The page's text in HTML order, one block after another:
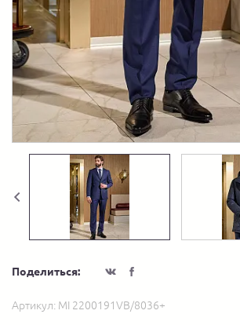
Поделиться:
Артикул: MI 2200191VB/8036+